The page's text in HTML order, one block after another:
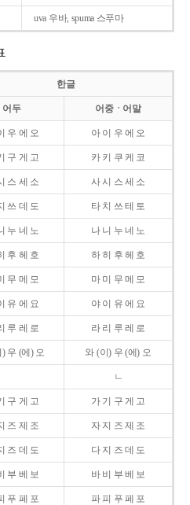
uva 우바, spuma 스푸마
한글
어두 어중ㆍ어말
우 에 오 아 이 우 에 오
구 게 고 카 키 쿠 케 코
스 세 소 사 시 스 세 소
쓰 데 도 타 치 쓰 테 토
누 네 노 나 니 누 네 노
후 헤 호 하 히 후 헤 호
무 메 모 마 미 무 메 모
유 에 요 야 이 유 에 요
루 레 로 라 리 루 레 로
우 (에) 오 와 (이) 우 (에) 오
ㄴ
구 게 고 가 기 구 게 고
즈 제 조 자 지 즈 제 조
즈 데 도 다 지 즈 데 도
부 베 보 바 비 부 베 보
푸 페 포 파 피 푸 페 포